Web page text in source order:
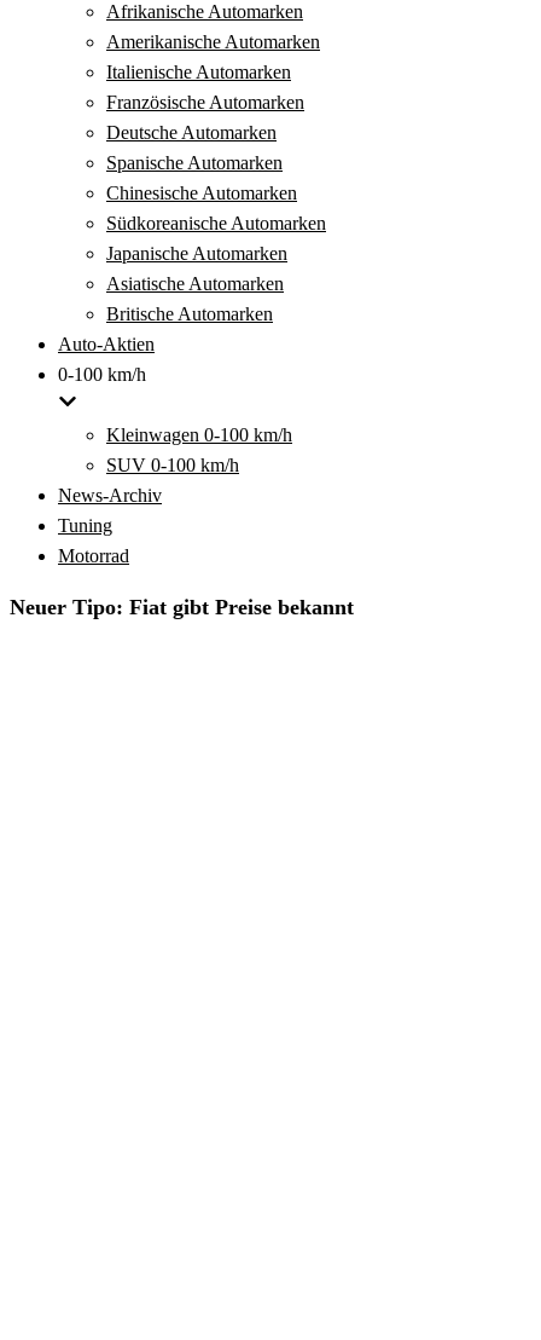
Afrikanische Automarken
Amerikanische Automarken
Italienische Automarken
Französische Automarken
Deutsche Automarken
Spanische Automarken
Chinesische Automarken
Südkoreanische Automarken
Japanische Automarken
Asiatische Automarken
Britische Automarken
Auto-Aktien
0-100 km/h
Kleinwagen 0-100 km/h
SUV 0-100 km/h
News-Archiv
Tuning
Motorrad
Neuer Tipo: Fiat gibt Preise bekannt